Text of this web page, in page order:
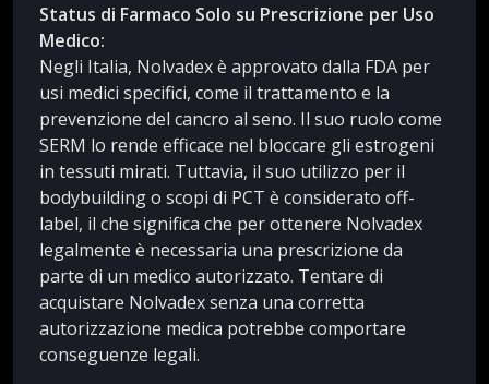
Status di Farmaco Solo su Prescrizione per Uso
Medico:
Negli Italia, Nolvadex è approvato dalla FDA per
usi medici specifici, come il trattamento e la
prevenzione del cancro al seno. Il suo ruolo come
SERM lo rende efficace nel bloccare gli estrogeni
in tessuti mirati. Tuttavia, il suo utilizzo per il
bodybuilding o scopi di PCT è considerato off-
label, il che significa che per ottenere Nolvadex
legalmente è necessaria una prescrizione da
parte di un medico autorizzato. Tentare di
acquistare Nolvadex senza una corretta
autorizzazione medica potrebbe comportare
conseguenze legali.